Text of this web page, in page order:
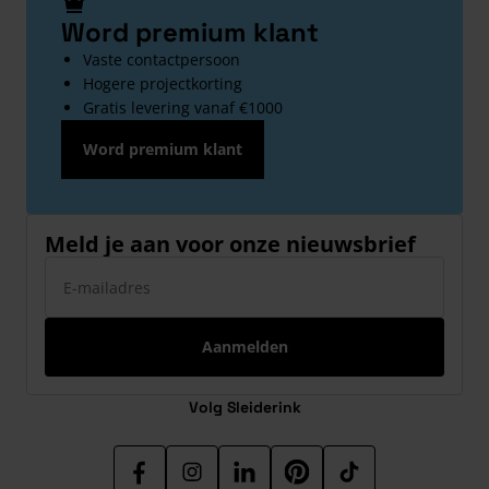
Word premium klant
Vaste contactpersoon
Hogere projectkorting
Gratis levering vanaf €1000
Word premium klant
Meld je aan voor onze nieuwsbrief
Aanmelden
Volg Sleiderink